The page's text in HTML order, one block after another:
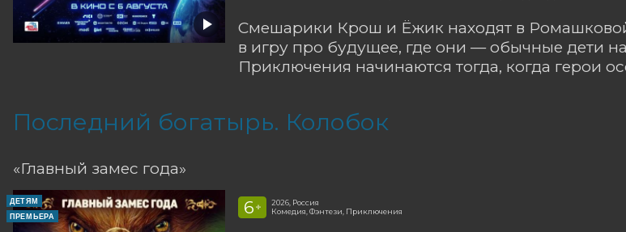
Смешарики Крош и Ёжик находят в
в игру про будущее, где они — обычные дети
Приключения начинаются тогда, когда герои
Последний богатырь. Колобок
«Главный замес года»
ДЕТЯМ
ПРЕМЬЕРА
6 +
2026, Россия
Комедия, Фэнтези, Приключения